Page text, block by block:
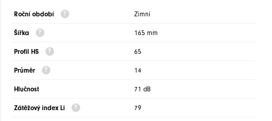
Roční období Zimní
Šířka 165 mm
Profil HS 65
Průměr 14
Hlučnost 71 dB
Zátěžový index Li 79